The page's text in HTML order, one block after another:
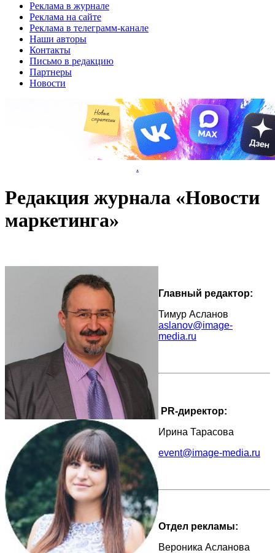
Реклама в журнале
Реклама на сайте
Реклама в телеграмм-канале
Наши авторы
Контакты
Письмо в редакцию
Партнеры
Новости
.
Редакция журнала «Новости
маркетинга»
Главный редактор:
Тимур Асланов
aslanov@image-
media.ru
PR-директор:
Ирина Тарасова
event@image-media.ru
Отдел рекламы:
Вероника Асланова